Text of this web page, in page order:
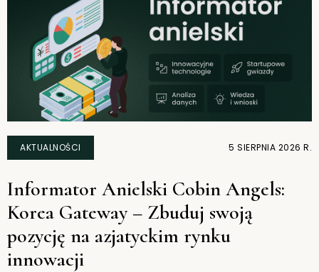
AKTUALNOŚCI 5 SIERPNIA 2026 R.
Informator Anielski Cobin Angels:
Korea Gateway – Zbuduj swoją
pozycję na azjatyckim rynku
innowacji